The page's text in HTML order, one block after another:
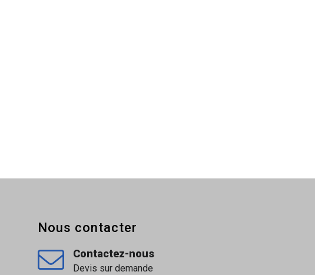
Nous contacter
Contactez-nous
Devis sur demande